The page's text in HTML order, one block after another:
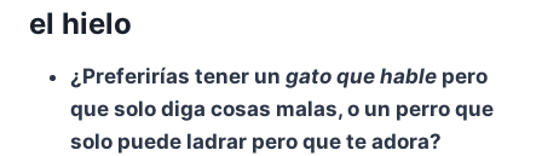
el hielo
¿Preferirías tener un gato que hable pero
que solo diga cosas malas, o un perro que
solo puede ladrar pero que te adora?